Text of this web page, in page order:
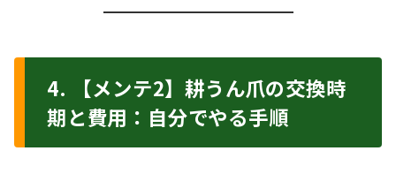
4. 【メンテ2】耕うん爪の交換時
期と費用：自分でやる手順